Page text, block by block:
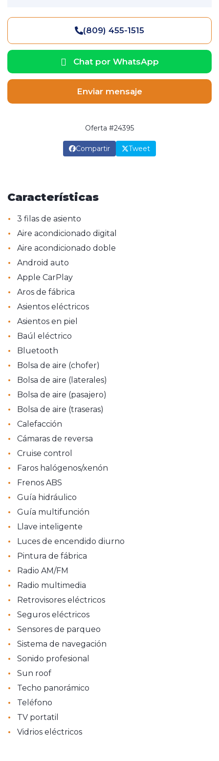
(809) 455-1515
Chat por WhatsApp
Enviar mensaje
Oferta #24395
Compartir Tweet
Características
• 3 filas de asiento
• Aire acondicionado digital
• Aire acondicionado doble
• Android auto
• Apple CarPlay
• Aros de fábrica
• Asientos eléctricos
• Asientos en piel
• Baúl eléctrico
• Bluetooth
• Bolsa de aire (chofer)
• Bolsa de aire (laterales)
• Bolsa de aire (pasajero)
• Bolsa de aire (traseras)
• Calefacción
• Cámaras de reversa
• Cruise control
• Faros halógenos/xenón
• Frenos ABS
• Guía hidráulico
• Guía multifunción
• Llave inteligente
• Luces de encendido diurno
• Pintura de fábrica
• Radio AM/FM
• Radio multimedia
• Retrovisores eléctricos
• Seguros eléctricos
• Sensores de parqueo
• Sistema de navegación
• Sonido profesional
• Sun roof
• Techo panorámico
• Teléfono
• TV portatil
• Vidrios eléctricos